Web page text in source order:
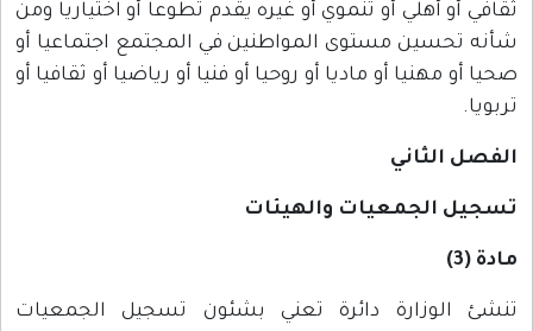
ثقافي أو أهلي أو تنموي أو غيره يقدم تطوعا أو اختياريا ومن
شأنه تحسين مستوى المواطنين في المجتمع اجتماعيا أو
صحيا أو مهنيا أو ماديا أو روحيا أو فنيا أو رياضيا أو ثقافيا أو
تربويا.
الفصل الثاني
تسجيل الجمعيات والهيئات
مادة (3)
تنشئ الوزارة دائرة تعني بشئون تسجيل الجمعيات